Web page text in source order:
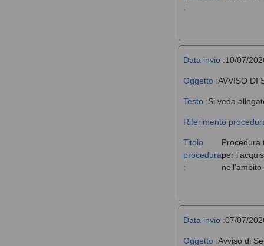
:
Data invio :10/07/
Oggetto :AVVISO DI
Testo :Si veda
Riferimento
Titolo
procedura
:
Procedura
per
Data invio :07/07/
Oggetto :Avviso di